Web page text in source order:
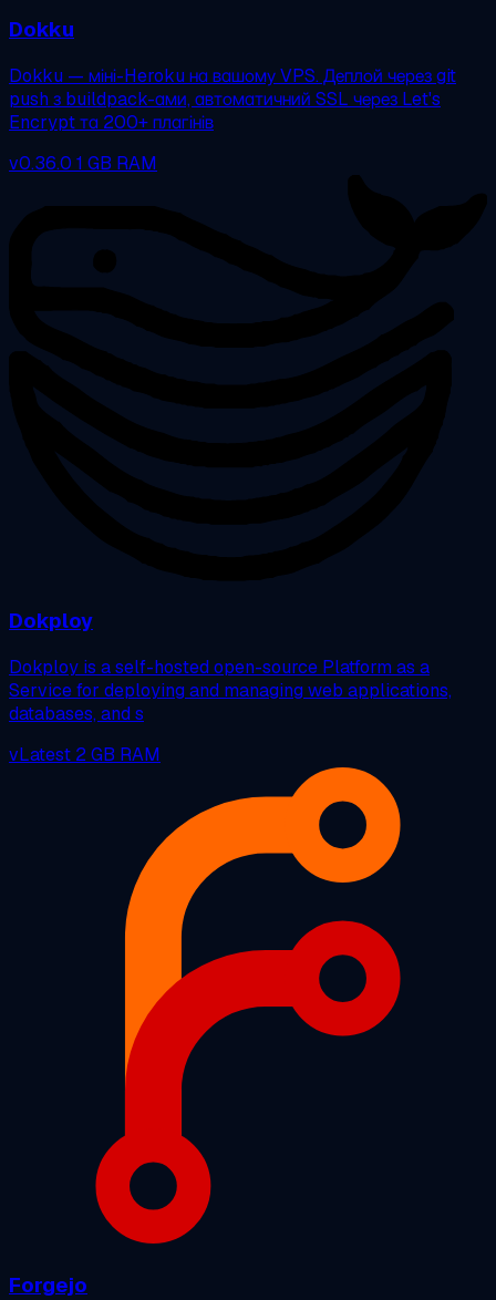
Dokku
Dokku — міні-Heroku на вашому VPS. Деплой через git
push з buildpack-ами, автоматичний SSL через Let's
Encrypt та 200+ плагінів
v0.36.0 1 GB RAM
Dokploy
Dokploy is a self-hosted open-source Platform as a
Service for deploying and managing web applications,
databases, and s
vLatest 2 GB RAM
Forgejo